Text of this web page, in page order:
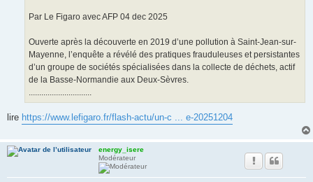
Par Le Figaro avec AFP 04 dec 2025
Ouverte après la découverte en 2019 d’une pollution à Saint-Jean-sur-
Mayenne, l’enquête a révélé des pratiques frauduleuses et persistantes
d’un groupe de sociétés spécialisées dans la collecte de déchets, actif
de la Basse-Normandie aux Deux-Sèvres.
..............................
lire https://www.lefigaro.fr/flash-actu/un-c ... e-20251204
energy_isere
Modérateur